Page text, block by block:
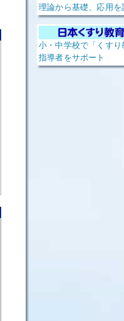
理論から基礎、応用を
小・中学校で「くすり
指導者をサポート